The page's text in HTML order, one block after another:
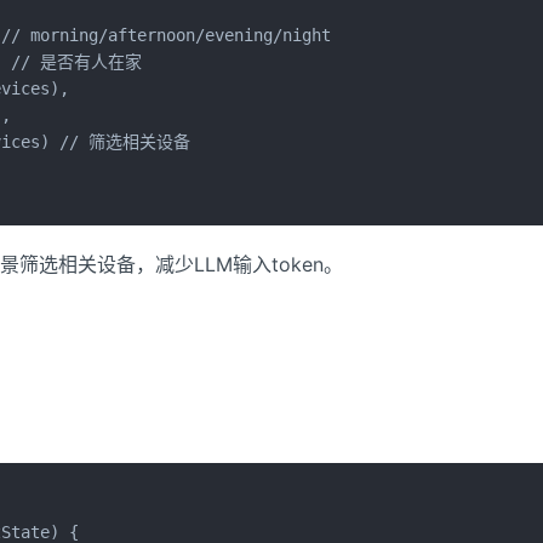
morning/afternoon/evening/night
是否有人在家
// 筛选相关设备
筛选相关设备，减少LLM输入token。
{